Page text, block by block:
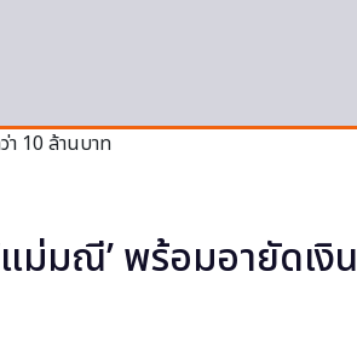
ม่มณี’ พร้อมอายัดเงิน